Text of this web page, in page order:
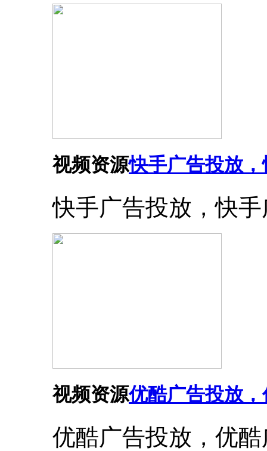
视频资源快手广告投放
快手广告投放，快
视频资源优酷广告投放
优酷广告投放，优